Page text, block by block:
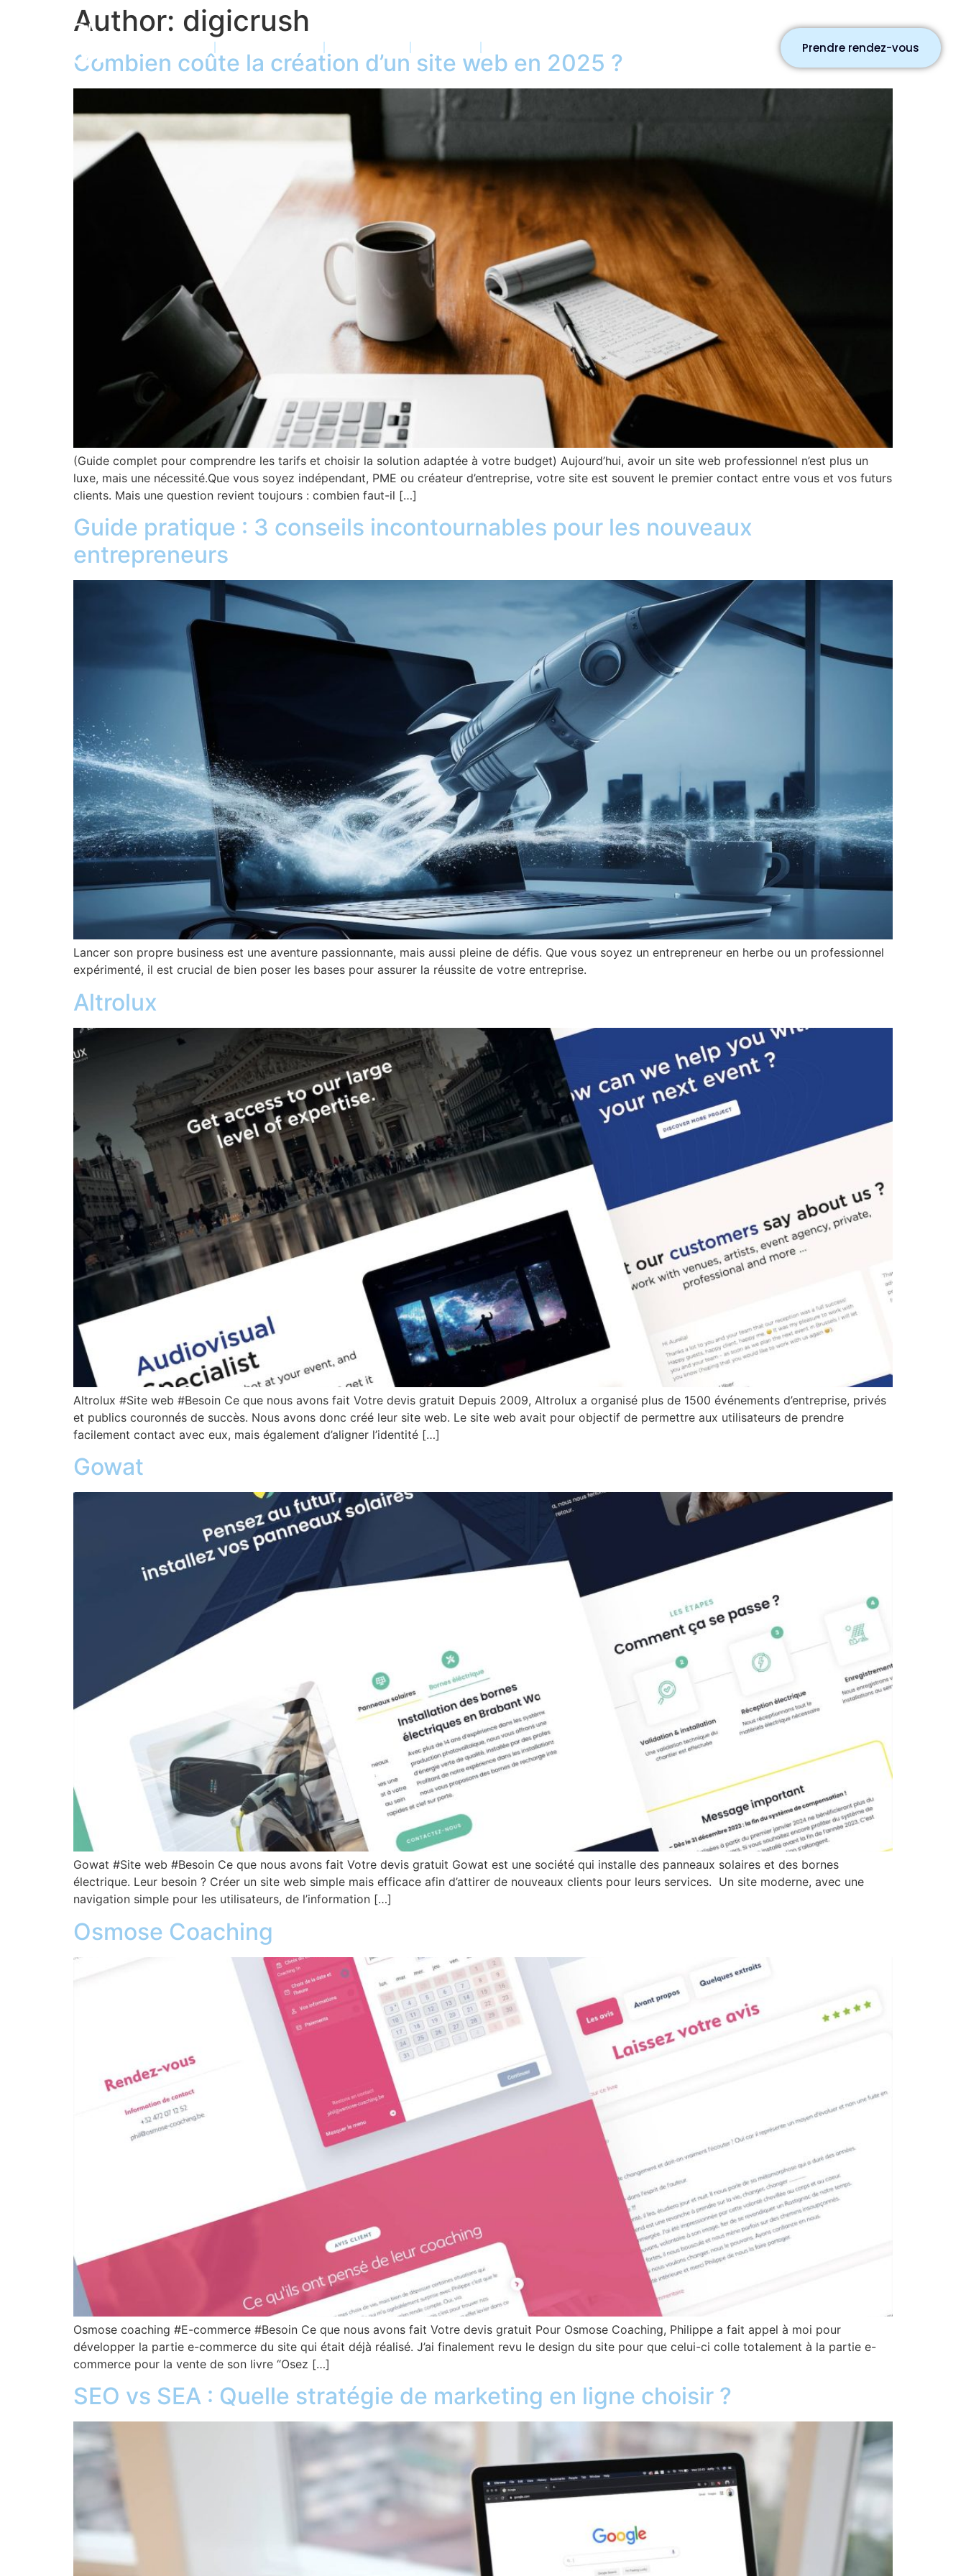
Prendre rendez-vous
Author: digicrush
Combien coûte la création d’un site web en 2025 ?
(Guide complet pour comprendre les tarifs et choisir la solution adaptée à votre budget) Aujourd’hui, avoir un site web professionnel n’est plus un
luxe, mais une nécessité.Que vous soyez indépendant, PME ou créateur d’entreprise, votre site est souvent le premier contact entre vous et vos futurs
clients. Mais une question revient toujours : combien faut-il […]
Guide pratique : 3 conseils incontournables pour les nouveaux
entrepreneurs
Lancer son propre business est une aventure passionnante, mais aussi pleine de défis. Que vous soyez un entrepreneur en herbe ou un professionnel
expérimenté, il est crucial de bien poser les bases pour assurer la réussite de votre entreprise.
Altrolux
Altrolux #Site web #Besoin Ce que nous avons fait Votre devis gratuit Depuis 2009, Altrolux a organisé plus de 1500 événements d’entreprise, privés
et publics couronnés de succès. Nous avons donc créé leur site web. Le site web avait pour objectif de permettre aux utilisateurs de prendre
facilement contact avec eux, mais également d’aligner l’identité […]
Gowat
Gowat #Site web #Besoin Ce que nous avons fait Votre devis gratuit Gowat est une société qui installe des panneaux solaires et des bornes
électrique. Leur besoin ? Créer un site web simple mais efficace afin d’attirer de nouveaux clients pour leurs services. Un site moderne, avec une
navigation simple pour les utilisateurs, de l’information […]
Osmose Coaching
Osmose coaching #E-commerce #Besoin Ce que nous avons fait Votre devis gratuit Pour Osmose Coaching, Philippe a fait appel à moi pour
développer la partie e-commerce du site qui était déjà réalisé. J’ai finalement revu le design du site pour que celui-ci colle totalement à la partie e-
commerce pour la vente de son livre “Osez […]
SEO vs SEA : Quelle stratégie de marketing en ligne choisir ?